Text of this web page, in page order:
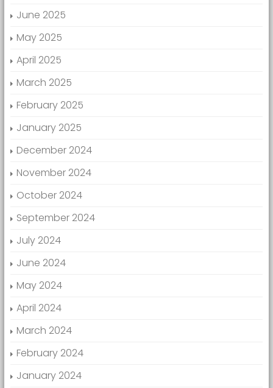
June 2025
May 2025
April 2025
March 2025
February 2025
January 2025
December 2024
November 2024
October 2024
September 2024
July 2024
June 2024
May 2024
April 2024
March 2024
February 2024
January 2024